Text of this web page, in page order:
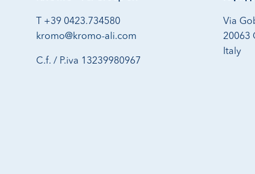
T +39 0423.734580
kromo@kromo-ali.com
C.f. / P.iva 13239980967
Via
20063
Italy